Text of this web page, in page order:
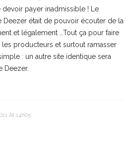
devoir payer inadmissible ! Le
était de pouvoir écouter de la
et légalement …Tout ça pour faire
les producteurs et surtout ramasser
: un autre site identique sera
Deezer.
At 14h05